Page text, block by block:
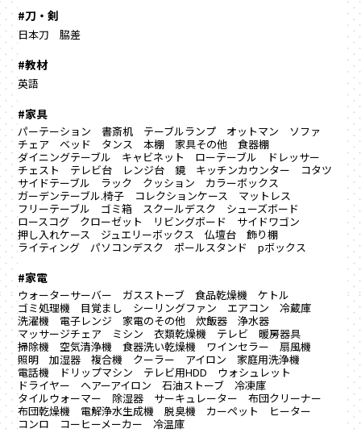
#刀・剣
日本刀 脇差
#教材
英語
#家具
パーテーション 書斎机 テーブルランプ オットマン
ソファ
チェア
ベッド タンス 本棚 家具その他
食器棚
ダイニングテーブル
キャビネット ローテーブル
ドレッサー
チェスト
テレビ台 レンジ台 鏡 キッチンカウンター
コタツ
サイドテーブル
ラック クッション
カラーボックス
ガーデンテーブル.椅子
コレクションケース
マットレス
フリーテーブル
ゴミ箱 スクールデスク
シューズボード
ロースコグ
クローゼット リビングボード
サイドワゴン
押し入れケース
ジュエリーボックス 仏壇台
飾り棚
ライティング
パソコンデスク ポールスタンド pボックス
#家電
ウォーターサーバー ガスストーブ 食品乾燥機
ケトル
ゴミ処理機
目覚まし シーリングファン エアコン
冷蔵庫
洗濯機
電子レンジ 家電のその他 炊飯器
浄水器
マッサージチェア
ミシン 衣類乾燥機 テレビ
暖房器具
掃除機
空気清浄機 食器洗い乾燥機 ワインセラー
扇風機
照明
加湿器 複合機 クーラー アイロン
家庭用洗浄機
電話機
ドリップマシン テレビ用HDD
ウォシュレット
ドライヤー
ヘアーアイロン 石油ストーブ
冷凍庫
タイルウォーマー
除湿器 サーキュレーター
布団クリーナー
布団乾燥機
電解浄水生成機 脱臭機 カーペット
ヒーター
コンロ
コーヒーメーカー 冷温庫